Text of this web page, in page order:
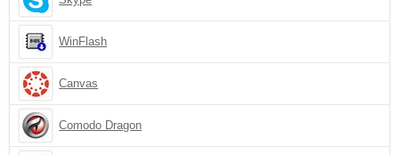
WinFlash
Canvas
Comodo Dragon